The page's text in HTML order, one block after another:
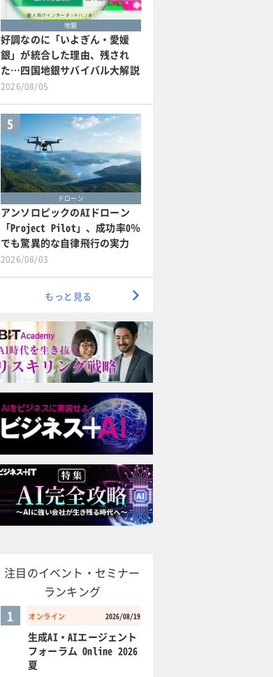
地銀
好調なのに「いよぎん・愛媛
銀」が統合した理由、残され
た…四国地銀サバイバル大解説
2026/08/05
5
ドローン
アンソロピックのAIドローン
「Project Pilot」、成功率0％
でも驚異的な自律飛行の実力
2026/08/03
もっと見る
注目のイベント・セミナー
ランキング
オンライン 2026/08/19
1
生成AI・AIエージェント
フォーラム Online 2026
夏